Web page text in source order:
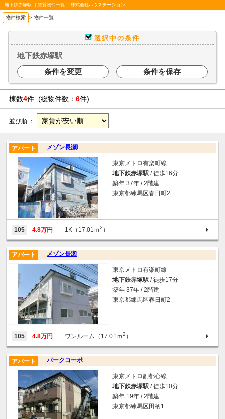
地下鉄赤塚駅 ｜賃貸物件一覧｜ 株式会社ハウステーション
物件検索 > 物件一覧
選択中の条件
地下鉄赤塚駅
条件を変更
条件を保存
棟数4件 (総物件数： 6件)
並び順 ：
メゾン長瀬Ⅰ
アパート
東京メトロ有楽町線
地下鉄赤塚駅 / 徒歩16分
築年 37年 / 2階建
東京都練馬区春日町2
105 4.8万円 1K（17.01ｍ2 ）
メゾン長瀬
アパート
東京メトロ有楽町線
地下鉄赤塚駅 / 徒歩17分
築年 37年 / 2階建
東京都練馬区春日町2
105 4.8万円 ワンルーム（17.01ｍ2 ）
パークコーポ
アパート
東京メトロ副都心線
地下鉄赤塚駅 / 徒歩10分
築年 19年 / 2階建
東京都練馬区田柄1